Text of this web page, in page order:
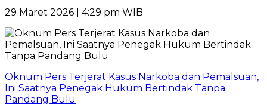
29 Maret 2026 | 4:29 pm WIB
Oknum Pers Terjerat Kasus Narkoba dan Pemalsuan,
Ini Saatnya Penegak Hukum Bertindak Tanpa
Pandang Bulu